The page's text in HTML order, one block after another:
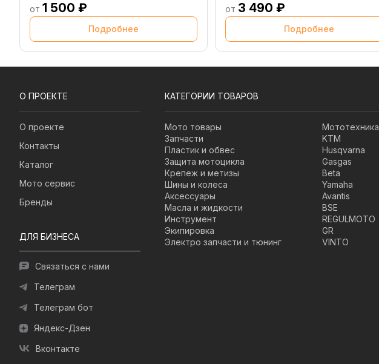
от 1 500 ₽
Подробнее
от 3 490 ₽
Подробнее
О ПРОЕКТЕ
О проекте
Контакты
Каталог
Мото сервис
Бренды
ДЛЯ БИЗНЕСА
Связаться с нами
Телеграм
Телеграм бот
Яндекс-Дзен
Вконтакте
КАТЕГОРИИ ТОВАРОВ
Мото товары
Запчасти
Пластик и обвес
Защита мотоцикла
Крепеж и метизы
Шины и колеса
Аксессуары
Масла и жидкости
Инструмент
Экипировка
Электро запчасти и тюнинг
Мототехника
KTM
Husqvarna
Gasgas
Beta
Yamaha
Avantis
BSE
REGULMOTO
GR
VINTO